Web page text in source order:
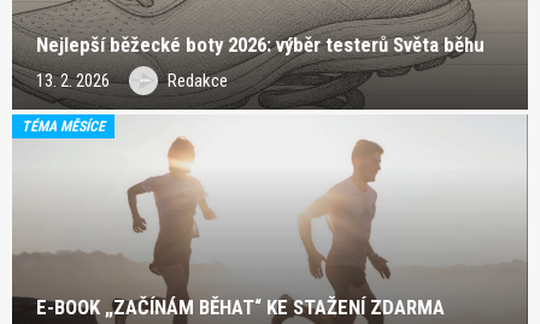
Nejlepší běžecké boty 2026: výběr testerů Světa běhu
13. 2. 2026 Redakce
TÉMA MĚSÍCE
E-BOOK „ZAČÍNÁM BĚHAT“ KE STAŽENÍ ZDARMA